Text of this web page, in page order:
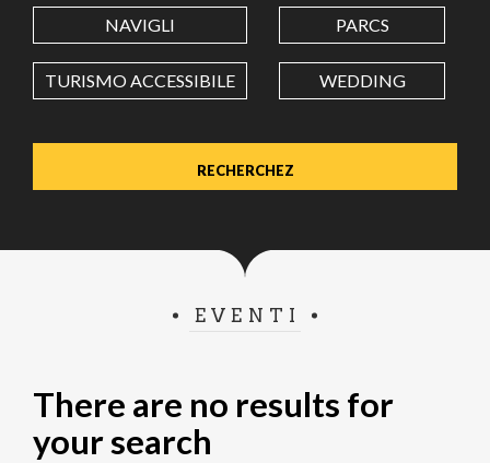
LONGITUDE
Value in decimal degrees. Use dot (.) as decimal separator.
NAVIGLI PARCS
TURISMO ACCESSIBILE WEDDING
EVENTI
There are no results for
your search